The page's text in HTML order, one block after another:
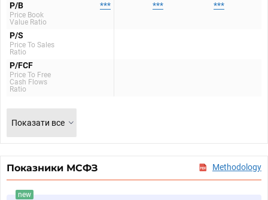
P/B
Price Book
Value Ratio
*** *** ***
P/S
Price To Sales
Ratio
P/FCF
Price To Free
Cash Flows
Ratio
Показати все
Показники МСФЗ Methodology
new